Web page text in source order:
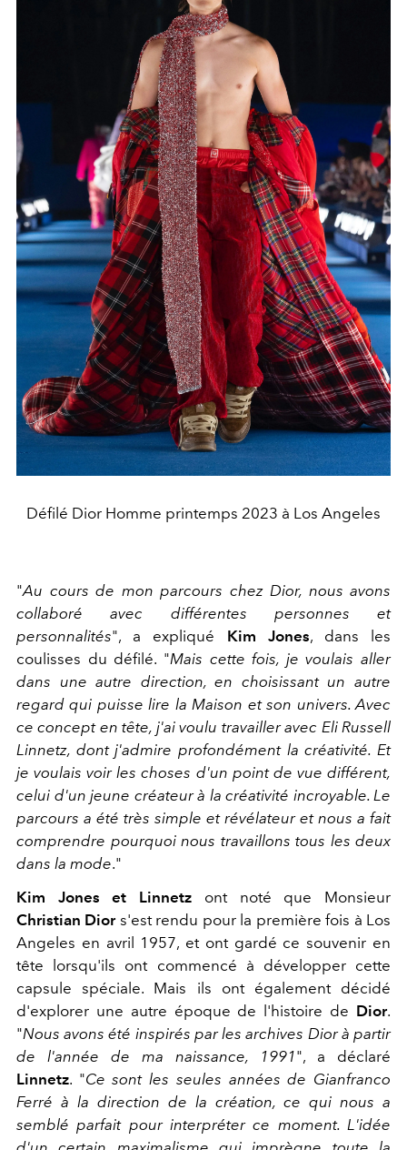
Défilé Dior Homme printemps 2023 à Los Angeles
"Au cours de mon parcours chez Dior, nous avons
collaboré avec différentes personnes et
personnalités", a expliqué Kim Jones, dans les
coulisses du défilé. "Mais cette fois, je voulais aller
dans une autre direction, en choisissant un autre
regard qui puisse lire la Maison et son univers. Avec
ce concept en tête, j'ai voulu travailler avec Eli Russell
Linnetz, dont j'admire profondément la créativité. Et
je voulais voir les choses d'un point de vue différent,
celui d'un jeune créateur à la créativité incroyable. Le
parcours a été très simple et révélateur et nous a fait
comprendre pourquoi nous travaillons tous les deux
dans la mode."
Kim Jones et Linnetz ont noté que Monsieur
Christian Diors'est rendu pour la première fois à Los
Angeles en avril 1957, et ont gardé ce souvenir en
tête lorsqu'ils ont commencé à développer cette
capsule spéciale. Mais ils ont également décidé
d'explorer une autre époque de l'histoire de Dior.
"Nous avons été inspirés par les archives Dior à partir
de l'année de ma naissance, 1991", a déclaré
Linnetz. "Ce sont les seules années de Gianfranco
Ferré à la direction de la création, ce qui nous a
semblé parfait pour interpréter ce moment. L'idée